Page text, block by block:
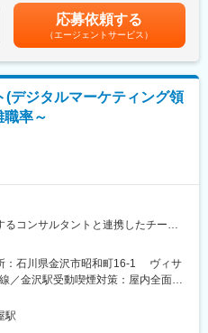
場
催
などを捉えた成功企業の講演や視察
加企業との交流・情報交換を実施
的な学びを提供し、人づくりを通
ンサルティングのパイオニアであ
てミッション・ビジョンや戦略の策
ビスのマーケティングに至るまで
じ、業務の幅を広げていけます！
員・突然の休日出勤も心配不要◎深
ーバイザーががっちり店舗をサポ
応も店長任せではなく、エリア内で
す、毎週の定休日をつくる、営業
応しています。
た教育制度で店舗運営の心得が学べ
ウ、商品開発ノウハウ、経営ノウハ
ます。
ニング）の導入など、一歩先の研
当を含む）＜昇給有無＞有＜残業
1回、インセンティブ制度：年4回
モデル例:・入社2年目24歳・店長
万円・入社5年目27歳・SV職/(イ
円賃金はあくまでも目安の金額であ
性があります。月給(月額)は固定手
応募依頼する
（エージェントサービス）
(デジタルマーケティング領
率～
コンサルタントと連携したチーム
の「マーケティング活動全般」につ
に、リアルの営業活動も含めた両側
定から実行推進までを複数メンバー
ティングの提供」と仮説に基づいた
を行います。
：石川県金沢市昭和町16-1 ヴィサ
／金沢駅受動喫煙対策：屋内全面禁
駅